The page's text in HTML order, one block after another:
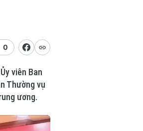
0
viên Ban
Thường vụ
ương.